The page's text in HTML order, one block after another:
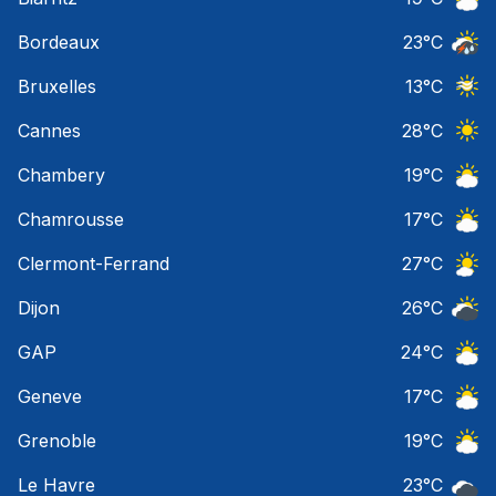
Bordeaux
23°C
Bruxelles
13°C
Cannes
28°C
Chambery
19°C
Chamrousse
17°C
Clermont-Ferrand
27°C
Dijon
26°C
GAP
24°C
Geneve
17°C
Grenoble
19°C
Le Havre
23°C